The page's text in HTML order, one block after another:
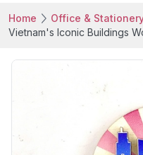
Home Office &
Vietnam's Iconic Buildings